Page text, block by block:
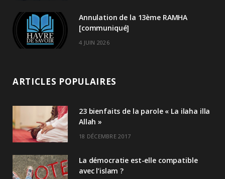
Annulation de la 13ème RAMHA
[communiqué]
4 JUIN 2026
ARTICLES POPULAIRES
23 bienfaits de la parole « La ilaha illa
Allah »
18 DÉCEMBRE 2017
La démocratie est-elle compatible
avec l’islam ?